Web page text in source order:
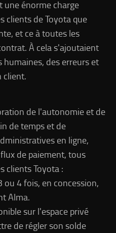
une énorme charge
clients de Toyota que
et ce à toutes les
À cela s'ajoutaient
humaines, des erreurs et
client.
de l'autonomie et de
de temps et de
en ligne,
de paiement, tous
clients Toyota :
ou 4 fois, en concession,
Alma.
sur l'espace privé
de régler son solde